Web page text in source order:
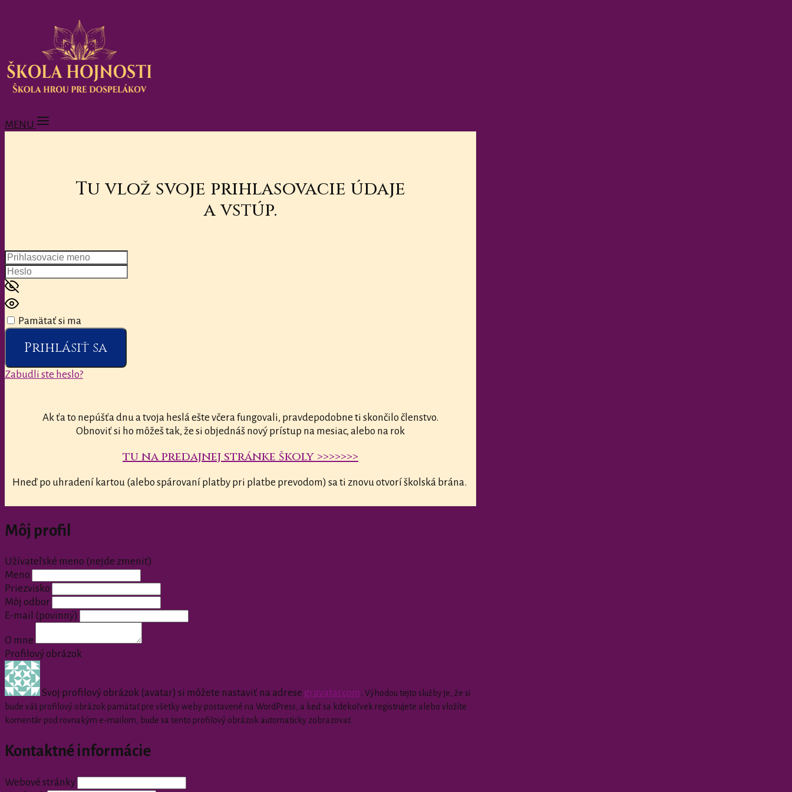
MENU
Tu vlož svoje prihlasovacie údaje
a vstúp.
Pamätať si ma
Prihlásiť sa
Zabudli ste heslo?
Ak ťa to nepúšťa dnu a tvoja heslá ešte včera fungovali, pravdepodobne ti skončilo členstvo.
Obnoviť si ho môžeš tak, že si objednáš nový prístup na mesiac, alebo na rok
tu na predajnej stránke školy >>>>>>>
Hneď po uhradení kartou (alebo spárovaní platby pri platbe prevodom) sa ti znovu otvorí školská brána.
Môj profil
Užívateľské meno (nejde zmeniť)
Meno
Priezvisko
Môj odbor
E-mail
(povinný)
O mne
Profilový obrázok
Svoj profilový obrázok (avatar) si môžete nastaviť na adrese gravatar.com . Výhodou tejto služby je, že si
bude váš profilový obrázok pamätať pre všetky weby postavené na WordPress, a keď sa kdekoľvek registrujete alebo vložíte
komentár pod rovnakým e-mailom, bude sa tento profilový obrázok automaticky zobrazovať.
Kontaktné informácie
Webové stránky